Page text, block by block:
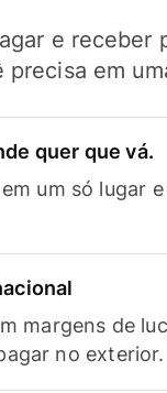
e receber
em
quer que vá.
um só lugar
margens de
no exterior.